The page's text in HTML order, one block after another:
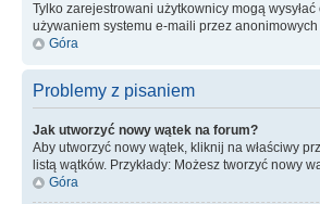
Tylko zarejestrowani użytkownicy mogą
używaniem systemu e-maili przez
Góra
Problemy z pisaniem
Jak utworzyć nowy wątek na forum?
Aby utworzyć nowy wątek, kliknij na właściwy
listą wątków. Przykłady: Możesz tworzyć nowy
Góra